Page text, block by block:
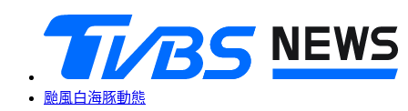
颱風白海豚動態